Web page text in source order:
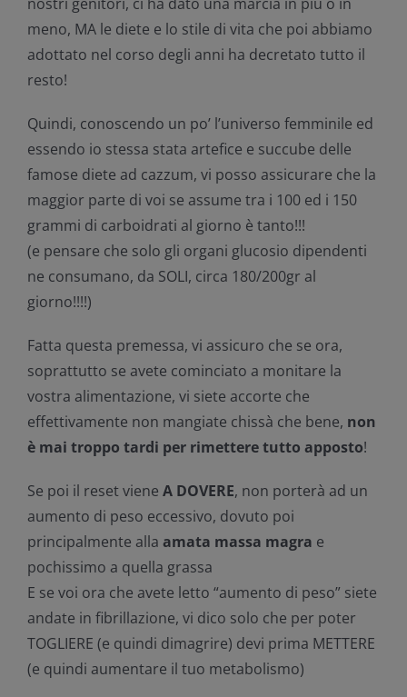
meno, MA le diete e lo stile di vita che poi abbiamo
adottato nel corso degli anni ha decretato tutto il
resto!
Quindi, conoscendo un po’ l’universo femminile ed
essendo io stessa stata artefice e succube delle
famose diete ad cazzum, vi posso assicurare che la
maggior parte di voi se assume tra i 100 ed i 150
grammi di carboidrati al giorno è tanto!!!
(e pensare che solo gli organi glucosio dipendenti
ne consumano, da SOLI, circa 180/200gr al
giorno!!!!)
Fatta questa premessa, vi assicuro che se ora,
soprattutto se avete cominciato a monitare la
vostra alimentazione, vi siete accorte che
effettivamente non mangiate chissà che bene, non
è mai troppo tardi per rimettere tutto apposto!
Se poi il reset viene A DOVERE, non porterà ad un
aumento di peso eccessivo, dovuto poi
principalmente alla amata massa magra e
pochissimo a quella grassa
E se voi ora che avete letto “aumento di peso” siete
andate in fibrillazione, vi dico solo che per poter
TOGLIERE (e quindi dimagrire) devi prima METTERE
(e quindi aumentare il tuo metabolismo)